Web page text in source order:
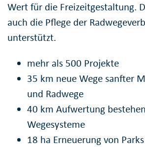
Wert für die Freizeitgestaltung.
auch die Pflege der
unterstützt.
mehr als 500 Projekte
35 km neue Wege sanfter
und Radwege
40 km Aufwertung
Wegesysteme
18 ha Erneuerung von